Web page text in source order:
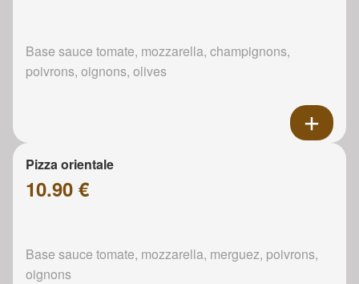
Base sauce tomate, mozzarella, champignons,
poivrons, oignons, olives
Pizza orientale
10.90 €
Base sauce tomate, mozzarella, merguez, poivrons,
oignons